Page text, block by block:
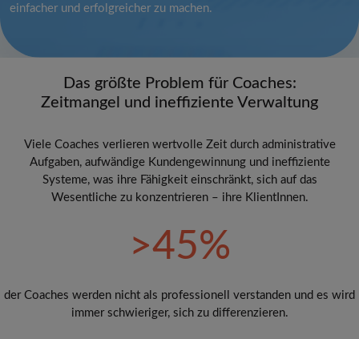
einfacher und erfolgreicher zu machen.
Das größte Problem für Coaches:
Zeitmangel und ineffiziente Verwaltung
Viele Coaches verlieren wertvolle Zeit durch administrative
Aufgaben, aufwändige Kundengewinnung und ineffiziente
Systeme, was ihre Fähigkeit einschränkt, sich auf das
Wesentliche zu konzentrieren – ihre KlientInnen.
>45%
der Coaches werden nicht als professionell verstanden und es wird
immer schwieriger, sich zu differenzieren.